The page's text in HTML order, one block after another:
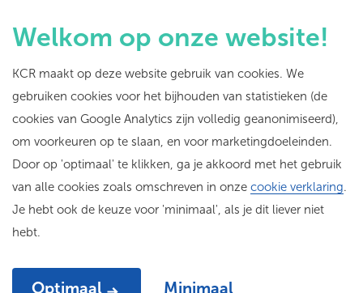
Welkom op onze website!
KCR maakt op deze website gebruik van cookies. We
gebruiken cookies voor het bijhouden van statistieken (de
cookies van Google Analytics zijn volledig geanonimiseerd),
om voorkeuren op te slaan, en voor marketingdoeleinden.
Door op 'optimaal' te klikken, ga je akkoord met het gebruik
van alle cookies zoals omschreven in onze cookie verklaring.
Je hebt ook de keuze voor 'minimaal', als je dit liever niet
hebt.
Optimaal Minimaal
Fleur de Ruiter
Online Marketing & Communicatie